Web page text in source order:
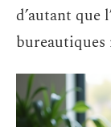
d’autant que